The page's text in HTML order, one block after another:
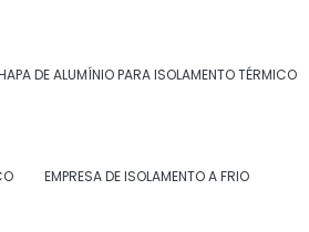
DE ALUMÍNIO PARA ISOLAMENTO TÉRMICO
EMPRESA DE ISOLAMENTO A FRIO